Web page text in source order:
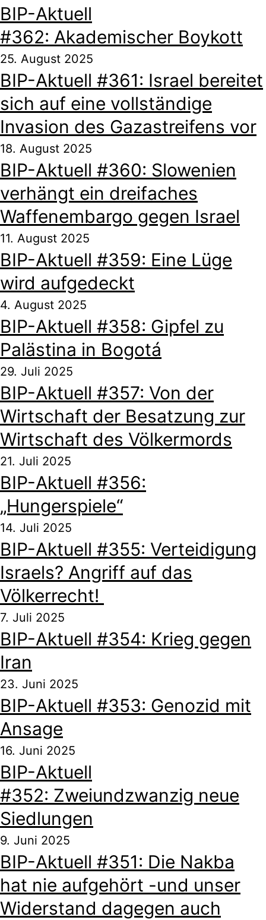
BIP-Aktuell
#362: Akademischer Boykott
25. August 2025
BIP-Aktuell #361: Israel bereitet
sich auf eine vollständige
Invasion des Gazastreifens vor
18. August 2025
BIP-Aktuell #360: Slowenien
verhängt ein dreifaches
Waffenembargo gegen Israel
11. August 2025
BIP-Aktuell #359: Eine Lüge
wird aufgedeckt
4. August 2025
BIP-Aktuell #358: Gipfel zu
Palästina in Bogotá
29. Juli 2025
BIP-Aktuell #357: Von der
Wirtschaft der Besatzung zur
Wirtschaft des Völkermords
21. Juli 2025
BIP-Aktuell #356:
„Hungerspiele“
14. Juli 2025
BIP-Aktuell #355: Verteidigung
Israels? Angriff auf das
Völkerrecht!
7. Juli 2025
BIP-Aktuell #354: Krieg gegen
Iran
23. Juni 2025
BIP-Aktuell #353: Genozid mit
Ansage
16. Juni 2025
BIP-Aktuell
#352: Zweiundzwanzig neue
Siedlungen
9. Juni 2025
BIP-Aktuell #351: Die Nakba
hat nie aufgehört -und unser
Widerstand dagegen auch